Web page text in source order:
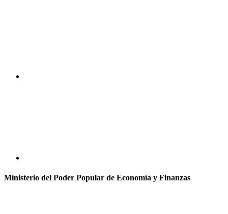
Ministerio del Poder Popular de Economía y Finanzas